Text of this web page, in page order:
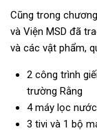
Cũng trong
và Viện MSD đã
và các vật phẩm,
2 công trình
trường Rằng
4 máy lọc nước
3 tivi và 1 bộ